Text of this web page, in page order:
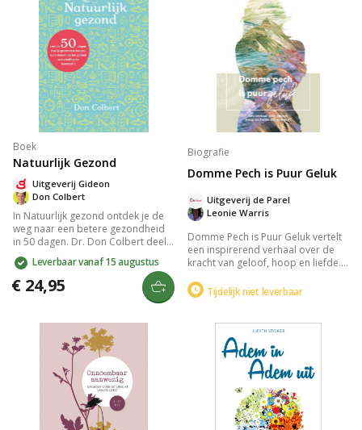
inzicht en reflectie.
Boek
Natuurlijk Gezond
Don Colbert
Uitgeverij Gideon
In Natuurlijk gezond ontdek je de
weg naar een betere gezondheid
in 50 dagen. Dr. Don Colbert deelt
bijbelse inzichten en praktische
principes zoals hydratatie, slaap,
onbewerkt voedsel, beweging, en
stressbeheer. Verbeter je welzijn
door gezonde levenskeuzes en
Leverbaar vanaf 15 augustus
€ 24,95
Biografie
Domme Pech is Puur Geluk
Leonie Warris
Uitgeverij de Parel
Domme Pech is Puur Geluk vertelt
een inspirerend verhaal over de
kracht van geloof, hoop en liefde.
heen laat het boek zien hoe deze
elementen samen overweldigende
emotionele reis die je aanmoedigt
te geloven in een positieve
wending, zelfs in moeilijkste tijden.
Perfect voor iedereen die zoekt
naar woorden van bemoediging en
Tijdelijk niet leverbaar